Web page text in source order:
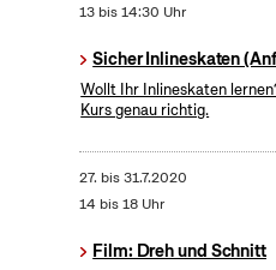
13 bis 14:30 Uhr
Sicher Inlineskaten
Wollt Ihr Inlineskaten
Kurs genau richtig.
27. bis31.7.2020
14 bis 18 Uhr
Film: Dreh und Schnitt